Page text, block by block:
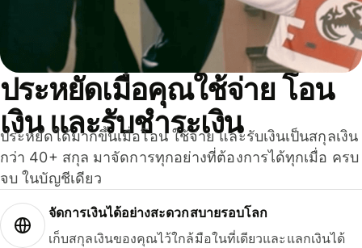
ประหยัดเมื่อคุณใช้จ่าย โอน
เงิน และรับชำระเงิน
ประหยัดได้มากขึ้นเมื่อโอน ใช้จ่าย และรับเงินเป็นสกุลเงิน
กว่า 40+ สกุล มาจัดการทุกอย่างที่ต้องการได้ทุกเมื่อ ครบ
จบ ในบัญชีเดียว
จัดการเงินได้อย่างสะดวกสบายรอบโลก
เก็บสกุลเงินของคุณไว้ใกล้มือในที่เดียวและแลกเงินได้